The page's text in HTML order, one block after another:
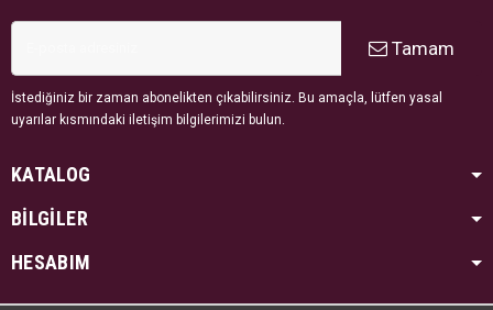
Tamam
İstediğiniz bir zaman abonelikten çıkabilirsiniz. Bu amaçla, lütfen yasal
uyarılar kısmındaki iletişim bilgilerimizi bulun.
KATALOG
BİLGİLER
HESABIM